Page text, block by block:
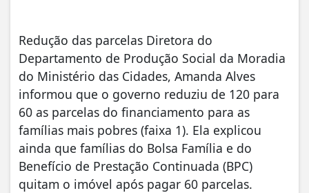
Redução das parcelas Diretora do
Departamento de Produção Social da Moradia
do Ministério das Cidades, Amanda Alves
informou que o governo reduziu de 120 para
60 as parcelas do financiamento para as
famílias mais pobres (faixa 1). Ela explicou
ainda que famílias do Bolsa Família e do
Benefício de Prestação Continuada (BPC)
quitam o imóvel após pagar 60 parcelas.